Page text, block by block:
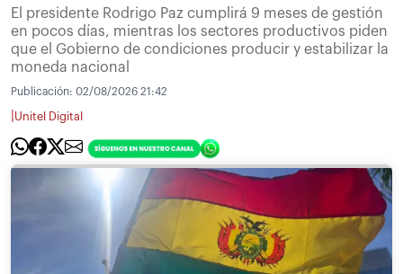
El presidente Rodrigo Paz cumplirá 9 meses de gestión
en pocos días, mientras los sectores productivos piden
que el Gobierno de condiciones producir y estabilizar la
moneda nacional
Publicación: 02/08/2026 21:42
Unitel Digital